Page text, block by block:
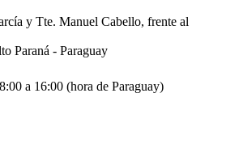
y Tte. Manuel Cabello, frente al
Paraná - Paraguay
a 16:00 (hora de Paraguay)